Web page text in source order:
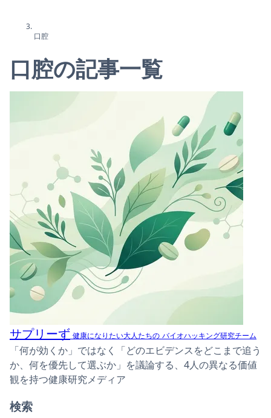
口腔
口腔の記事一覧
サプリーず 健康になりたい大人たちの バイオハッキング研究チーム
「何が効くか」ではなく「どのエビデンスをどこまで追う
か、何を優先して選ぶか」を議論する、4人の異なる価値
観を持つ健康研究メディア
検索